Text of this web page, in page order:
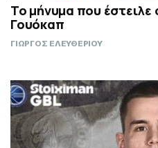
Το μήνυμα που
Γουόκαπ
ΓΙΩΡΓΟΣ ΕΛΕΥΘΕΡΙΟΥ